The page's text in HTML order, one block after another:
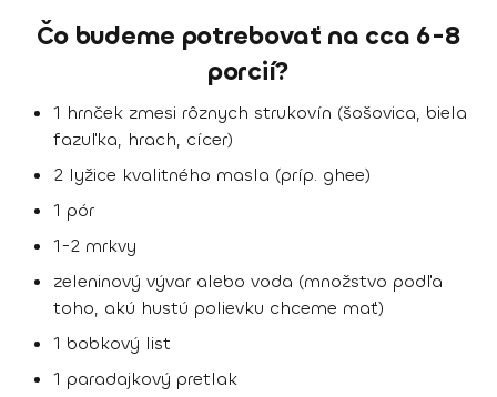
Čo budeme potrebovať na cca 6-8
porcií?
1 hrnček zmesi rôznych strukovín (šošovica, biela
fazuľka, hrach, cícer)
2 lyžice kvalitného masla (príp. ghee)
1 pór
1-2 mrkvy
zeleninový vývar alebo voda (množstvo podľa
toho, akú hustú polievku chceme mať)
1 bobkový list
1 paradajkový pretlak